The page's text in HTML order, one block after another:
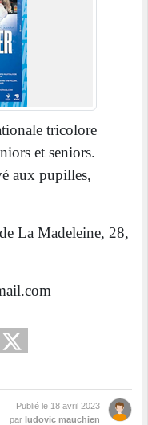
tricolore
et seniors.
aux pupilles,
La Madeleine, 28,
Publié le 18 avril 2023
par ludovic mauchien